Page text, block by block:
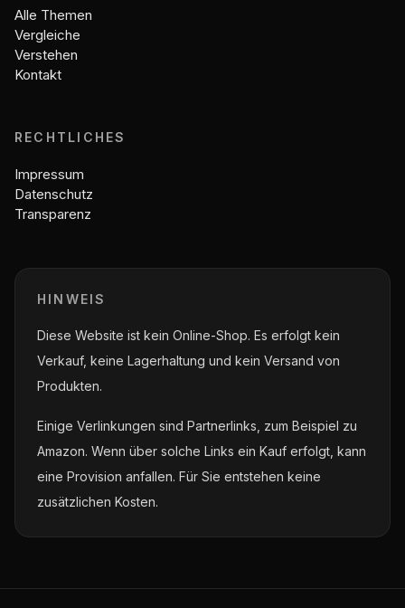
Alle Themen
Vergleiche
Verstehen
Kontakt
RECHTLICHES
Impressum
Datenschutz
Transparenz
HINWEIS
Diese Website ist kein Online-Shop. Es erfolgt kein
Verkauf, keine Lagerhaltung und kein Versand von
Produkten.
Einige Verlinkungen sind Partnerlinks, zum Beispiel zu
Amazon. Wenn über solche Links ein Kauf erfolgt, kann
eine Provision anfallen. Für Sie entstehen keine
zusätzlichen Kosten.